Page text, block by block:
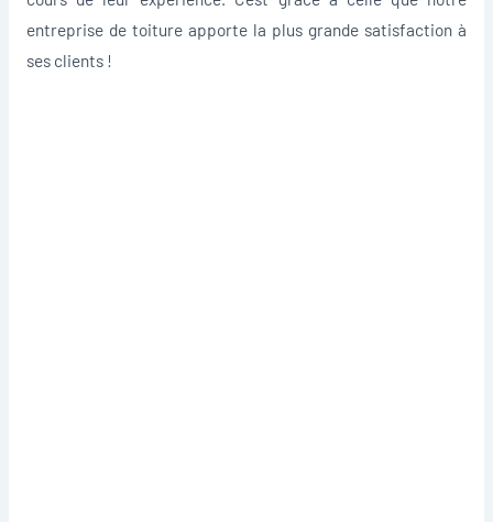
entreprise de toiture apporte la plus grande satisfaction à
ses clients !